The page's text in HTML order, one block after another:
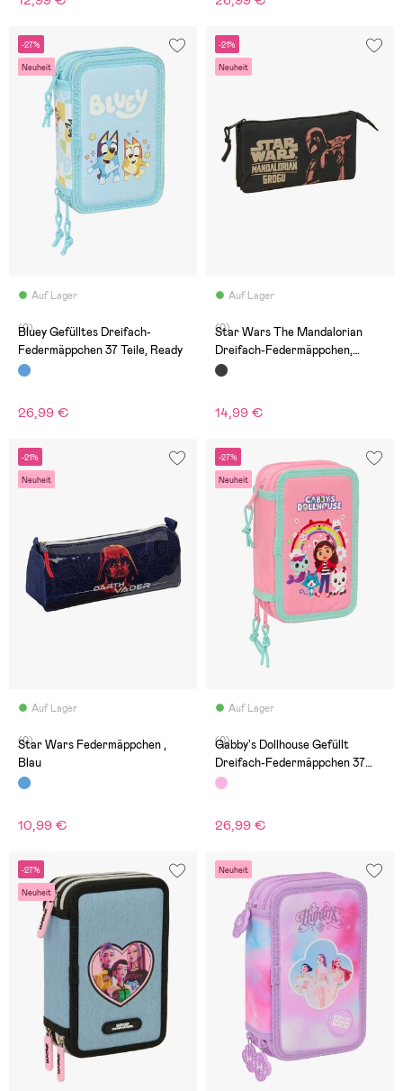
-27%
Neuheit
Auf Lager
(0)
Bluey Gefülltes Dreifach-
Federmäppchen 37 Teile, Ready
26,99 €
-21%
Neuheit
Auf Lager
(0)
Star Wars The Mandalorian
Dreifach-Federmäppchen,
Mandalorian & Grogu
14,99 €
-21%
Neuheit
Auf Lager
(0)
Star Wars Federmäppchen ,
Blau
10,99 €
-27%
Neuheit
Auf Lager
(0)
Gabby's Dollhouse Gefüllt
Dreifach-Federmäppchen 37
Teile, Rosa
26,99 €
-27%
Neuheit
Neuheit